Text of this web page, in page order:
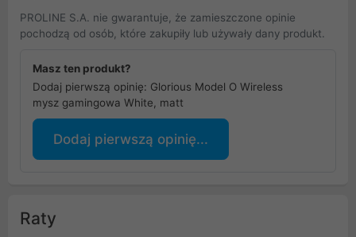
PROLINE S.A. nie gwarantuje, że zamieszczone opinie
pochodzą od osób, które zakupiły lub używały dany produkt.
Masz ten produkt?
Dodaj pierwszą opinię: Glorious Model O Wireless
mysz gamingowa White, matt
Dodaj pierwszą opinię...
Raty